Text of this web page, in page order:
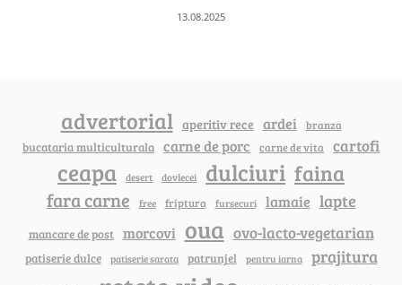
13.08.2025
advertorial aperitiv rece ardei branza
bucataria multiculturala carne de porc carne de vita cartofi
ceapa desert dovlecei dulciuri faina
fara carne free friptura fursecuri lamaie lapte
mancare de post morcovi oua ovo-lacto-vegetarian
patiserie dulce patiserie sarata patrunjel pentru iarna prajitura